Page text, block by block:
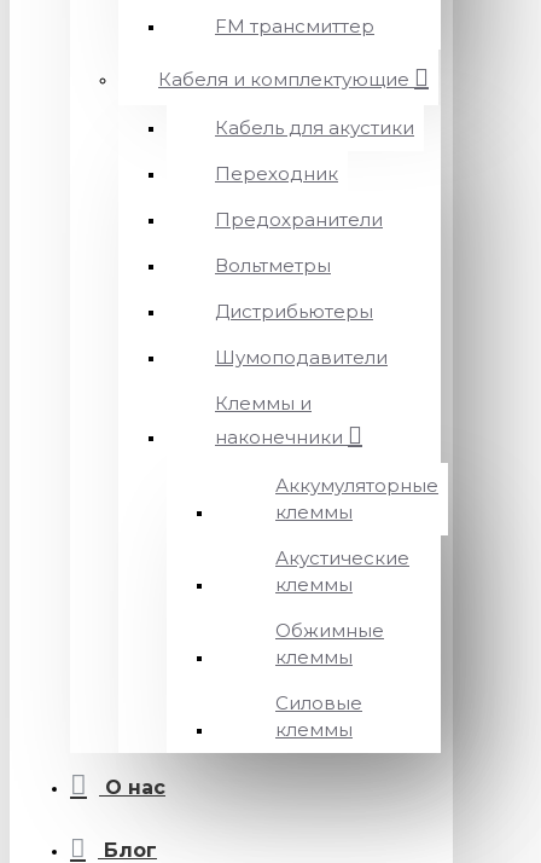
FM трансмиттер
Кабеля и комплектующие
Кабель для акустики
Переходник
Предохранители
Вольтметры
Дистрибьютеры
Шумоподавители
Клеммы и
наконечники
Аккумуляторные
клеммы
Акустические
клеммы
Обжимные
клеммы
Силовые
клеммы
О нас
Блог